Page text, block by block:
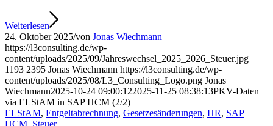
Weiterlesen
24. Oktober 2025/von Jonas Wiechmann
https://l3consulting.de/wp-
content/uploads/2025/09/Jahreswechsel_2025_2026_Steuer.jpg
1193 2395 Jonas Wiechmann https://l3consulting.de/wp-
content/uploads/2025/08/L3_Consulting_Logo.png Jonas
Wiechmann2025-10-24 09:00:122025-11-25 08:38:13PKV-Daten
via ELStAM in SAP HCM (2/2)
ELStAM, Entgeltabrechnung, Gesetzesänderungen, HR, SAP
HCM, Steuer